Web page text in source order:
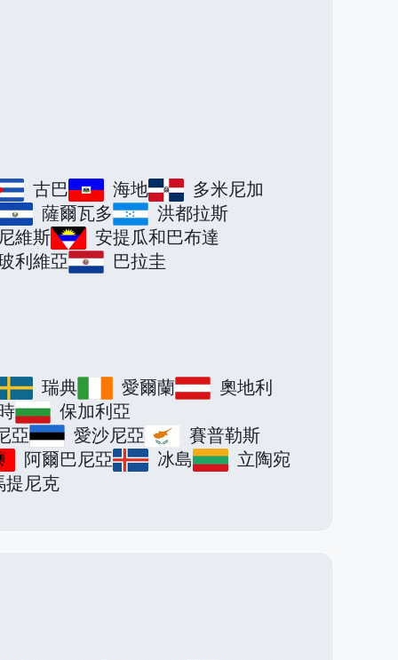
古巴 海地
多米尼加
薩爾瓦多
洪都拉斯
維斯
安提瓜和巴布達
利維亞
巴拉圭
瑞典 愛爾蘭
奧地利
保加利亞
亞
愛沙尼亞
賽普勒斯
阿爾巴尼亞
冰島
立陶宛
提尼克